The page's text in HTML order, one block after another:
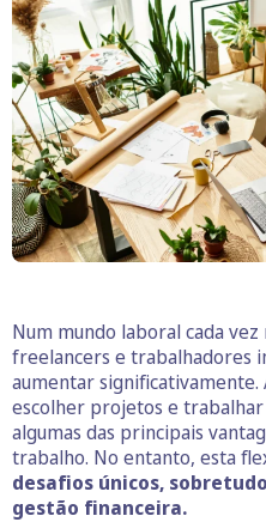
Num mundo laboral cada
freelancers e trabalhadores
aumentar
escolher projetos e
algumas das principais
trabalho. No entanto, esta
desafios únicos,
gestão financeira.